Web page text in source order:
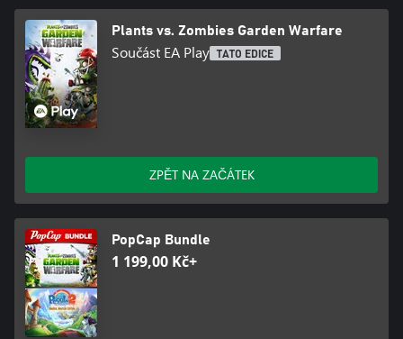
Plants vs. Zombies Garden Warfare
Součást EA Play TATO EDICE
ZPĚT NA ZAČÁTEK
PopCap Bundle
1 199,00 Kč+